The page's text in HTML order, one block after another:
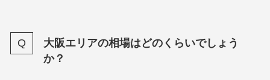
大阪エリアの相場はどのくらいでしょう
か？